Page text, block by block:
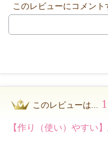
このレビューにコメント
このレビューは...
【作り（使い）やすい】